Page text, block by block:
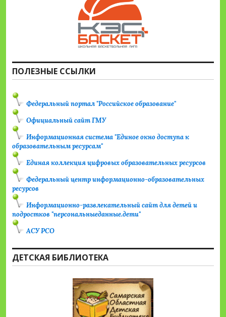
ПОЛЕЗНЫЕ ССЫЛКИ
Федеральный портал "Российское образование"
Официальный сайт ГМУ
Информационная система "Единое окно доступа к
образовательным ресурсам"
Единая коллекция цифровых образовательных ресурсов
Федеральный центр информационно-образовательных
ресурсов
Информационно-развлекательный сайт для детей и
подростков "персональныеданные.дети"
АСУ РСО
ДЕТСКАЯ БИБЛИОТЕКА